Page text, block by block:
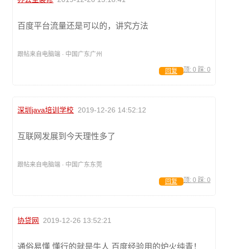
百度平台流量还是可以的，讲究方法
跟帖来自电脑端 · 中国广东广州
顶: 0 踩: 0
回复
深圳java培训学校 2019-12-26 14:52:12
互联网发展到今天理性多了
跟帖来自电脑端 · 中国广东东莞
顶: 0 踩: 0
回复
协贷网 2019-12-26 13:52:21
通俗易懂 懂行的就是牛人 百度经验用的炉火纯青！